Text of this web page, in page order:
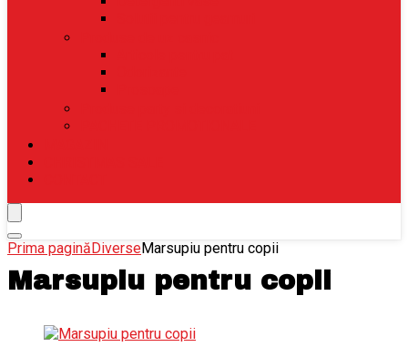
Prima paginăDiverseMarsupiu pentru copii
Marsupiu pentru copii